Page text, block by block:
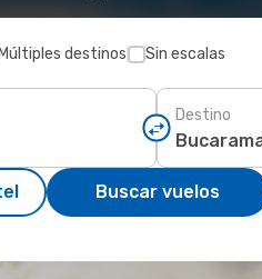
Múltiples destinos Sin escalas
Destino
Buscar vuelos